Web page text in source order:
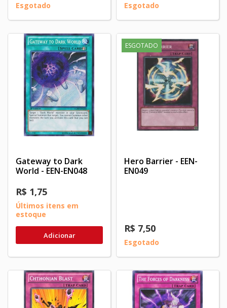
Esgotado Esgotado
Gateway to Dark
World - EEN-EN048
R$ 1,75
Últimos itens em
estoque
Adicionar
ESGOTADO
Hero Barrier - EEN-
EN049
R$ 7,50
Esgotado